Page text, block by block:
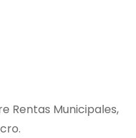
Rentas Municipales,